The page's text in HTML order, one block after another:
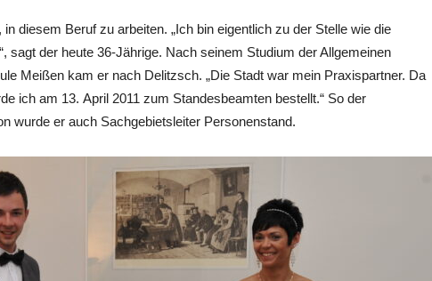
diesem Beruf zu arbeiten. „Ich bin eigentlich zu der Stelle wie die
sagt der heute 36-Jährige. Nach seinem Studium der Allgemeinen
Meißen kam er nach Delitzsch. „Die Stadt war mein Praxispartner. Da
ich am 13. April 2011 zum Standesbeamten bestellt.“ So der
wurde er auch Sachgebietsleiter Personenstand.